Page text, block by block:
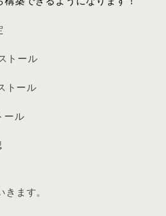
トール
トール
ール
きます。